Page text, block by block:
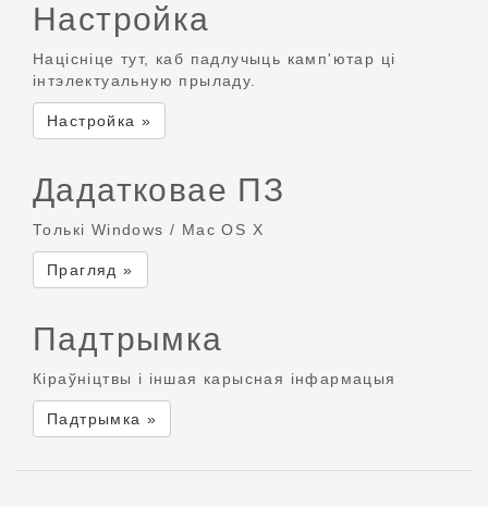
Настройка
Націсніце тут, каб падлучыць камп'ютар ці
інтэлектуальную прыладу.
Настройка »
Дадатковае ПЗ
Толькі Windows / Mac OS X
Прагляд »
Падтрымка
Кіраўніцтвы і іншая карысная інфармацыя
Падтрымка »